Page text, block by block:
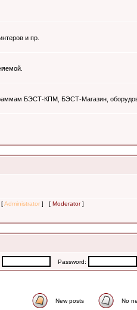
и пр.
БЭСТ-КПМ, БЭСТ-Магазин,
[Administrator ] [ Moderator]
Password:
New posts No